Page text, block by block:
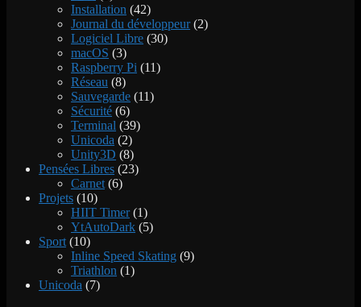
Installation (42)
Journal du développeur(2)
Logiciel Libre (30)
macOS (3)
Raspberry Pi (11)
Réseau (8)
Sauvegarde (11)
Sécurité (6)
Terminal (39)
Unicoda (2)
Unity3D (8)
Pensées Libres (23)
Carnet (6)
Projets (10)
HIIT Timer(1)
YtAutoDark (5)
Sport (10)
Inline Speed Skating (9)
Triathlon (1)
Unicoda (7)